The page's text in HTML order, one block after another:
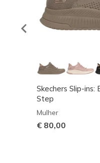
Skechers Slip-ins:
Step
Mulher
€ 80,00